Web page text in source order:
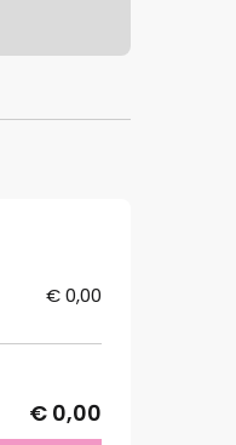
€ 0,00
€ 0,00